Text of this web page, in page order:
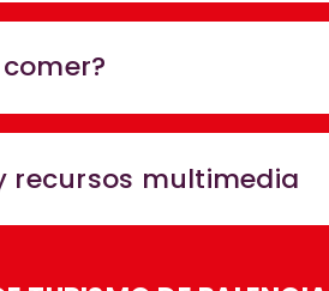
recursos multimedia